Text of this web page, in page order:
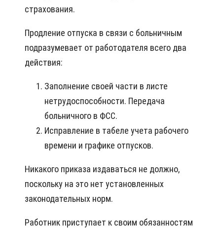
страхования.
Продление отпуска в связи с больничным
подразумевает от работодателя всего два
действия:
Заполнение своей части в листе
нетрудоспособности. Передача
больничного в ФСС.
Исправление в табеле учета рабочего
времени и графике отпусков.
Никакого приказа издаваться не должно,
поскольку на это нет установленных
законодательных норм.
Работник приступает к своим обязанностям